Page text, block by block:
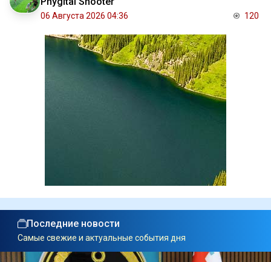
06 Августа 2026 04:36 120
Последние новости
Самые свежие и актуальные события дня